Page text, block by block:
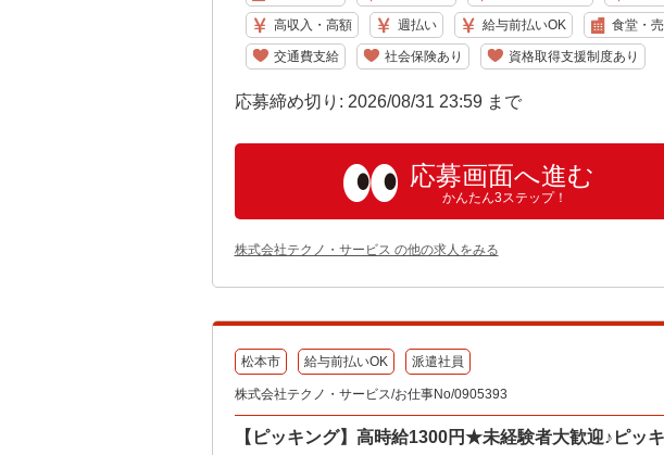
高収入・高額 週払い 給与前払いOK 食堂・
交通費支給 社会保険あり 資格取得支援制度あり
応募締め切り: 2026/08/31 23:59 まで
応募画面へ進む
かんたん3ステップ！
株式会社テクノ・サービス の他の求人をみる
松本市 給与前払いOK 派遣社員
株式会社テクノ・サービス/お仕事No/0905393
【ピッキング】高時給1300円★未経験者大歓迎♪ピッ